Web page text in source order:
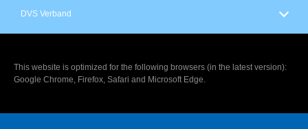
DVS Verband
This website is optimized for the following browsers (in the latest version):
Google Chrome, Firefox, Safari and Microsoft Edge.